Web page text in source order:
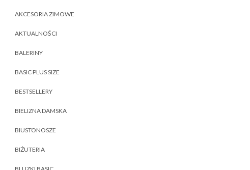
AKCESORIA ZIMOWE
AKTUALNOŚCI
BALERINY
BASIC PLUS SIZE
BESTSELLERY
BIELIZNA DAMSKA
BIUSTONOSZE
BIŻUTERIA